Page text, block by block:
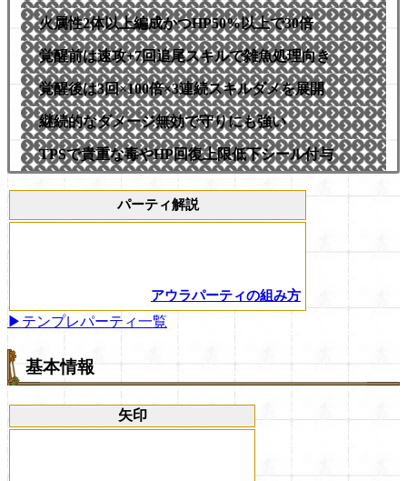
火属性2体以上編成かつHP50%以上で30倍
覚醒前は速攻+7回追尾スキルで雑魚処理向き
覚醒後は3回×100倍×3連続スキルダメを展開
継続的なダメージ無効で守りにも強い
TPSで貴重な毒やHP回復上限低下シール付与
パーティ解説
アウラパーティの組み方
▶テンプレパーティ一覧
基本情報
矢印